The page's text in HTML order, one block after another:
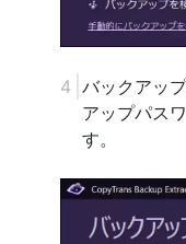
バックアッ
アップパス
す。